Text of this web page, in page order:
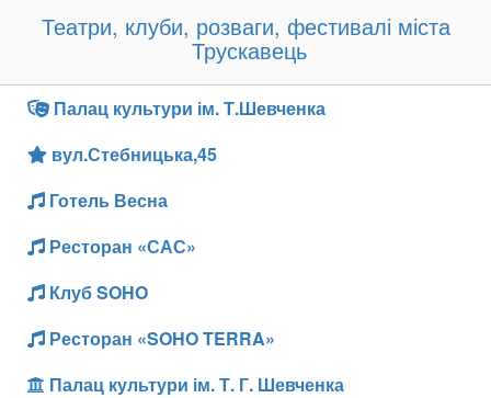
Театри, клуби, розваги, фестивалі міста
Трускавець
Палац культури ім. Т.Шевченка
вул.Стебницька,45
Готель Весна
Ресторан «САС»
Клуб SOHO
Ресторан «SOHO TERRA»
Палац культури ім. Т. Г. Шевченка